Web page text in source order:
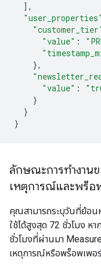
],
"user_properties"
"value" :
},
"value" :
}
}
}
ลักษณะการทํางาน
เหตุการณ์และพร็อ
คุณสามารถระบุวันที่ย้อน
ใช้ได้สูงสุด 72 ชั่วโมง หา
ชั่วโมงที่ผ่านมา
เหตุการณ์หรือพร็อพเพอ